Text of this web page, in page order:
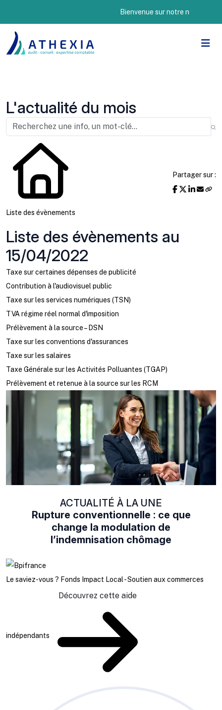
Bienvenue sur notre nouveau site
L'actualité du mois
Liste des évènements
Partager sur :
Liste des évènements au
15/04/2022
Taxe sur certaines dépenses de publicité
Contribution à l'audiovisuel public
Taxe sur les services numériques (TSN)
TVA régime réel normal d'imposition
Prélèvement à la source – DSN
Taxe sur les conventions d'assurances
Taxe sur les salaires
Taxe Générale sur les Activités Polluantes (TGAP)
Prélèvement et retenue à la source sur les RCM
ACTUALITÉ À LA UNE
Rupture conventionnelle : ce que
change la modulation de
l’indemnisation chômage
Le saviez-vous ? Fonds Impact Local - Soutien aux commerces
indépendants
Découvrez cette aide